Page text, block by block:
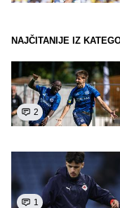
NAJČITANIJE IZ
2
1